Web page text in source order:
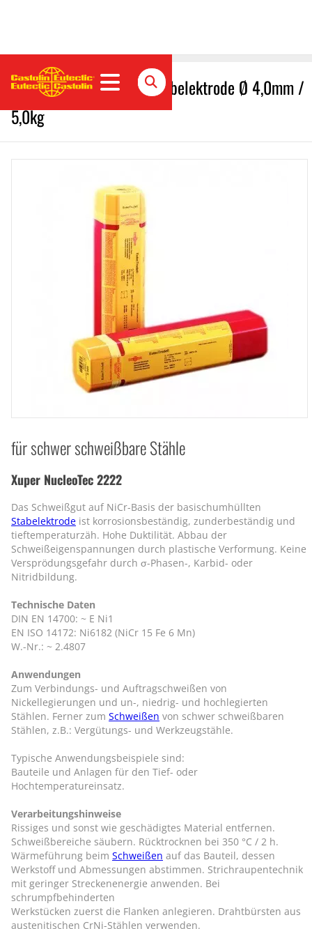
Xuper NucleoTec 2222 Stabelektrode Ø 4,0mm /
5,0kg
für schwer schweißbare Stähle
Xuper NucleoTec 2222
Das Schweißgut auf NiCr-Basis der basischumhüllten
Stabelektrode ist korrosionsbeständig, zunderbeständig und
tieftemperaturzäh. Hohe Duktilität. Abbau der
Schweißeigenspannungen durch plastische Verformung. Keine
Versprödungsgefahr durch σ-Phasen-, Karbid- oder
Nitridbildung.
Technische Daten
DIN EN 14700: ~ E Ni1
EN ISO 14172: Ni6182 (NiCr 15 Fe 6 Mn)
W.-Nr.: ~ 2.4807
Anwendungen
Zum Verbindungs- und Auftragschweißen von
Nickellegierungen und un-, niedrig- und hochlegierten
Stählen. Ferner zum Schweißen von schwer schweißbaren
Stählen, z.B.: Vergütungs- und Werkzeugstähle.
Typische Anwendungsbeispiele sind:
Bauteile und Anlagen für den Tief- oder
Hochtemperatureinsatz.
Verarbeitungshinweise
Rissiges und sonst wie geschädigtes Material entfernen.
Schweißbereiche säubern. Rücktrocknen bei 350 °C / 2 h.
Wärmeführung beim Schweißen auf das Bauteil, dessen
Werkstoff und Abmessungen abstimmen. Strichraupentechnik
mit geringer Streckenenergie anwenden. Bei
schrumpfbehinderten
Werkstücken zuerst die Flanken anlegieren. Drahtbürsten aus
austenitischen CrNi-Stählen verwenden.